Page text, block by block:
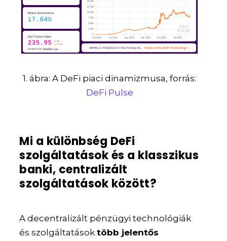
1. ábra: A DeFi piaci dinamizmusa, forrás:
DeFi Pulse
Mi a különbség DeFi
szolgáltatások és a klasszikus
banki, centralizált
szolgáltatások között?
A decentralizált pénzügyi technológiák
és szolgáltatásoktöbb jelentős